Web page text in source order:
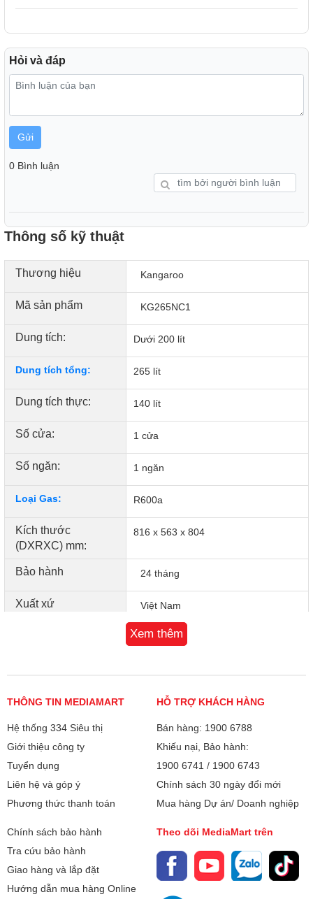
-18c.
Chất liệu cao cấp
bạc. Các phân tử bạc sẽ giúp kháng khuẩn, khử mùi, hoàn
toàn an toàn cho sức khỏe người sử dụng.
Hỏi và đáp
Gửi
0 Bình luận
Thông số kỹ thuật
Thương hiệu Kangaroo
Mã sản phẩm KG265NC1
Dung tích: Dưới 200 lít
Dung tích tổng: 265 lít
Dung tích thực: 140 lít
Số cửa: 1 cửa
Số ngăn: 1 ngăn
Loại Gas: R600a
Kích thước
(DXRXC) mm:
816 x 563 x 804
Bảo hành 24 tháng
Xuất xứ Việt Nam
Xem thêm
THÔNG TIN MEDIAMART
Hệ thống 334 Siêu thị
Giới thiệu công ty
Tuyển dụng
Liên hệ và góp ý
Phương thức thanh toán
HỖ TRỢ KHÁCH HÀNG
Bán hàng: 1900 6788
Khiếu nại, Bảo hành:
1900 6741 / 1900 6743
Chính sách 30 ngày đổi mới
Mua hàng Dự án/ Doanh nghiệp
Chính sách bảo hành
Tra cứu bảo hành
Giao hàng và lắp đặt
Hướng dẫn mua hàng Online
Theo dõi MediaMart trên